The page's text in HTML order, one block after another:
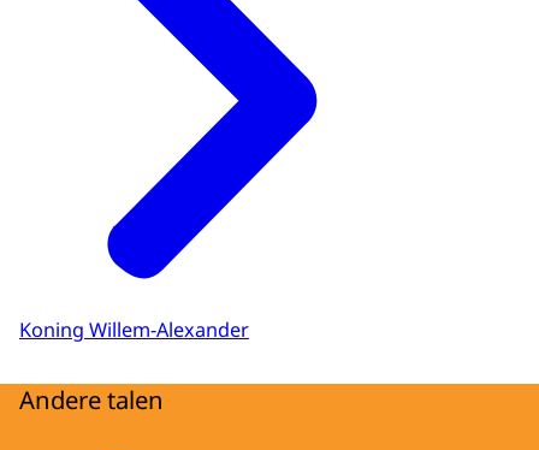
Koning Willem-Alexander
Andere talen